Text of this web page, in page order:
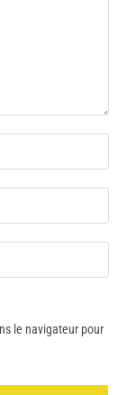
le navigateur pour